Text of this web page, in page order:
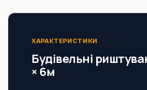
ХАРАКТЕРИСТИКИ
Будівельні
× 6м